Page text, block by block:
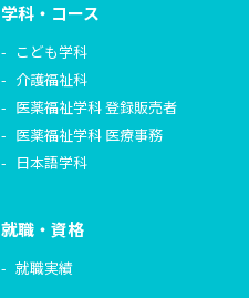
学科・コース
こども学科
介護福祉科
医薬福祉学科 登録販売者
医薬福祉学科 医療事務
日本語学科
就職・資格
就職実績